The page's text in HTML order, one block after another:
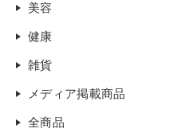
美容
健康
雑貨
メディア掲載商品
全商品